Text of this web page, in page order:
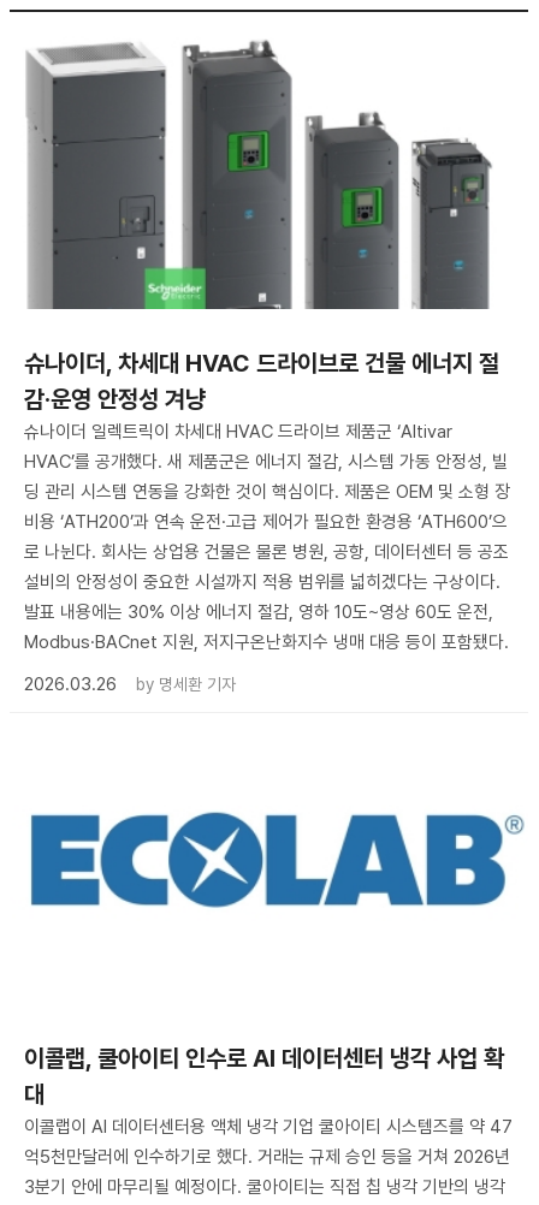
슈나이더, 차세대 HVAC 드라이브로 건물 에너지 절
감·운영 안정성 겨냥
슈나이더 일렉트릭이 차세대 HVAC 드라이브 제품군 ‘Altivar
HVAC’를 공개했다. 새 제품군은 에너지 절감, 시스템 가동 안정성, 빌
딩 관리 시스템 연동을 강화한 것이 핵심이다. 제품은 OEM 및 소형 장
비용 ‘ATH200’과 연속 운전·고급 제어가 필요한 환경용 ‘ATH600’으
로 나뉜다. 회사는 상업용 건물은 물론 병원, 공항, 데이터센터 등 공조
설비의 안정성이 중요한 시설까지 적용 범위를 넓히겠다는 구상이다.
발표 내용에는 30% 이상 에너지 절감, 영하 10도~영상 60도 운전,
Modbus·BACnet 지원, 저지구온난화지수 냉매 대응 등이 포함됐다.
2026.03.26
by 명세환 기자
이콜랩, 쿨아이티 인수로 AI 데이터센터 냉각 사업 확
대
이콜랩이 AI 데이터센터용 액체 냉각 기업 쿨아이티 시스템즈를 약 47
억5천만달러에 인수하기로 했다. 거래는 규제 승인 등을 거쳐 2026년
3분기 안에 마무리될 예정이다. 쿨아이티는 직접 칩 냉각 기반의 냉각